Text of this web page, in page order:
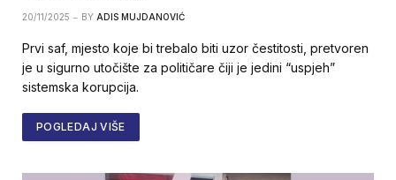
20/11/2025 BY ADIS MUJDANOVIĆ
Prvi saf, mjesto koje bi trebalo biti uzor čestitosti, pretvoren
je u sigurno utočište za političare čiji je jedini “uspjeh”
sistemska korupcija.
POGLEDAJ VIŠE